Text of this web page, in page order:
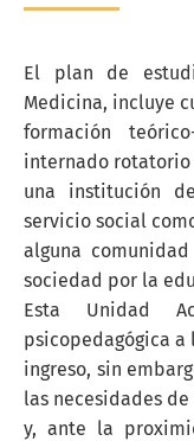
El plan de
Medicina, incluye
formación
internado rotatorio
una institución
servicio social
alguna
sociedad por la
Esta Unidad
psicopedagógica a
ingreso, sin
las necesidades
y, ante la